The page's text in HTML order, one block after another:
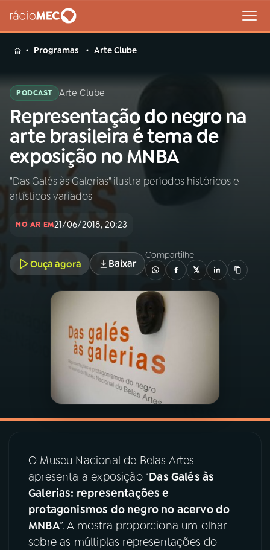
MENU
Buscar
na
Rádio
MEC
Buscar
Início AO VIVO
INÍCIO
A RÁDIO
PROGRAMAÇÃO
PROGRAMAS
PODCASTS
06VIDEOCASTS
07ÚLTIMAS
08PRÊMIO RÁDIO MEC
ACOMPANHE A RÁDIO MEC
Programas Arte Clube
PODCAST Arte Clube
Representação do negro na
arte brasileira é tema de
exposição no MNBA
"Das Galés às Galerias" ilustra períodos históricos e
artísticos variados
NO AR EM21/06/2018, 20:23
Ouça agora Baixar
Compartilhe
O Museu Nacional de Belas Artes
apresenta a exposição “Das Galés às
Galerias: representações e
protagonismos do negro no acervo do
MNBA”. A mostra proporciona um olhar
sobre as múltiplas representações do